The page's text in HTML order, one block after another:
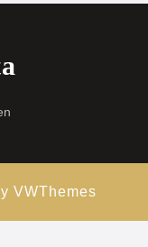
VWThemes